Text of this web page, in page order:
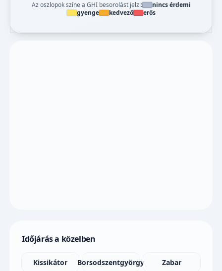
Az oszlopok színe a GHI besorolást jelzi:
nincs érdemi
gyenge
kedvező erős
Időjárás a közelben
Kissikátor Borsodszentgyörgy Zabar